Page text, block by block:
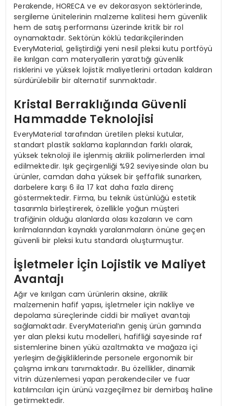
Perakende, HORECA ve ev dekorasyon sektörlerinde,
sergileme ünitelerinin malzeme kalitesi hem güvenlik
hem de satış performansı üzerinde kritik bir rol
oynamaktadır. Sektörün köklü tedarikçilerinden
EveryMaterial, geliştirdiği yeni nesil pleksi kutu portföyü
ile kırılgan cam materyallerin yarattığı güvenlik
risklerini ve yüksek lojistik maliyetlerini ortadan kaldıran
sürdürülebilir bir alternatif sunmaktadır.
Kristal Berraklığında Güvenli
Hammadde Teknolojisi
EveryMaterial tarafından üretilen pleksi kutular,
standart plastik saklama kaplarından farklı olarak,
yüksek teknoloji ile işlenmiş akrilik polimerlerden imal
edilmektedir. Işık geçirgenliği %92 seviyesinde olan bu
ürünler, camdan daha yüksek bir şeffaflık sunarken,
darbelere karşı 6 ila 17 kat daha fazla direnç
göstermektedir. Firma, bu teknik üstünlüğü estetik
tasarımla birleştirerek, özellikle yoğun müşteri
trafiğinin olduğu alanlarda olası kazaların ve cam
kırılmalarından kaynaklı yaralanmaların önüne geçen
güvenli bir pleksi kutu standardı oluşturmuştur.
İşletmeler İçin Lojistik ve Maliyet
Avantajı
Ağır ve kırılgan cam ürünlerin aksine, akrilik
malzemenin hafif yapısı, işletmeler için nakliye ve
depolama süreçlerinde ciddi bir maliyet avantajı
sağlamaktadır. EveryMaterial’ın geniş ürün gamında
yer alan pleksi kutu modelleri, hafifliği sayesinde raf
sistemlerine binen yükü azaltmakta ve mağaza içi
yerleşim değişikliklerinde personele ergonomik bir
çalışma imkanı tanımaktadır. Bu özellikler, dinamik
vitrin düzenlemesi yapan perakendeciler ve fuar
katılımcıları için ürünü vazgeçilmez bir demirbaş haline
getirmektedir.